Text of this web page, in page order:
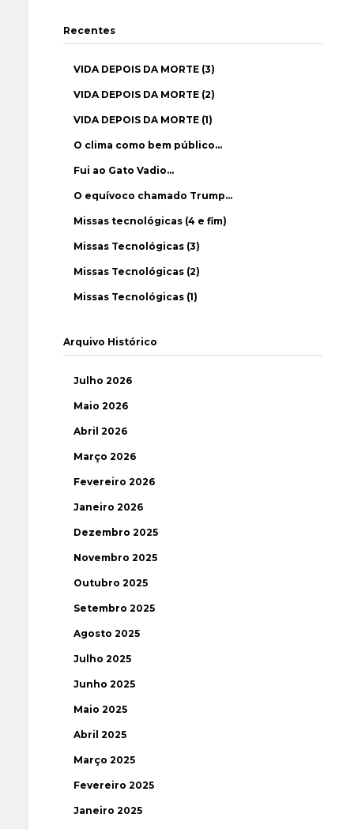
Recentes
VIDA DEPOIS DA MORTE (3)
VIDA DEPOIS DA MORTE (2)
VIDA DEPOIS DA MORTE (1)
O clima como bem público…
Fui ao Gato Vadio…
O equívoco chamado Trump…
Missas tecnológicas (4 e fim)
Missas Tecnológicas (3)
Missas Tecnológicas (2)
Missas Tecnológicas (1)
Arquivo Histórico
Julho 2026
Maio 2026
Abril 2026
Março 2026
Fevereiro 2026
Janeiro 2026
Dezembro 2025
Novembro 2025
Outubro 2025
Setembro 2025
Agosto 2025
Julho 2025
Junho 2025
Maio 2025
Abril 2025
Março 2025
Fevereiro 2025
Janeiro 2025